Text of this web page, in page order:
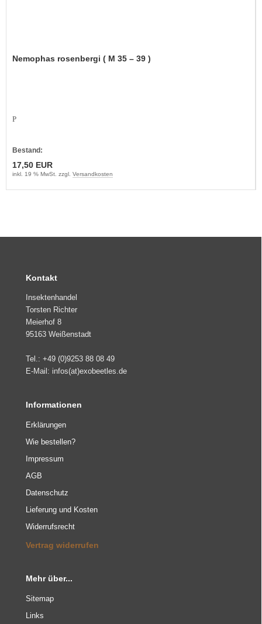
Nemophas rosenbergi ( M 35 – 39 )
P
Bestand:
17,50 EUR
inkl. 19 % MwSt. zzgl. Versandkosten
Kontakt
Insektenhandel
Torsten Richter
Meierhof 8
95163 Weißenstadt
Tel.: +49 (0)9253 88 08 49
E-Mail: infos(at)exobeetles.de
Informationen
Erklärungen
Wie bestellen?
Impressum
AGB
Datenschutz
Lieferung und Kosten
Widerrufsrecht
Vertrag widerrufen
Mehr über...
Sitemap
Links